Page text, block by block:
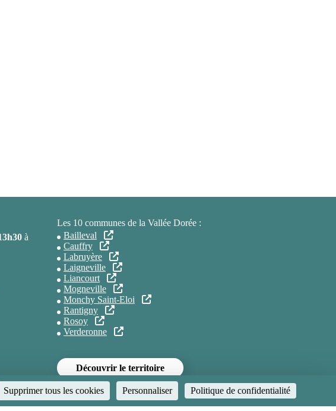
à
Les 10 communes de la Vallée Dorée :
Bailleval
Cauffry
Labruyère
Laigneville
Liancourt
Mogneville
Monchy Saint-Eloi
Rantigny
Rosoy
Verderonne
Découvrir le territoire
Supprimer tous les cookies Personnaliser Politique de confidentialité